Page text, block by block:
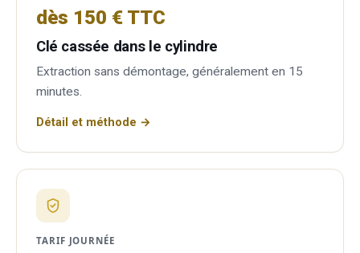
dès 150 € TTC
Clé cassée dans le cylindre
Extraction sans démontage, généralement en 15
minutes.
Détail et méthode →
TARIF JOURNÉE